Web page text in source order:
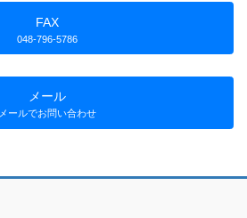
FAX
048-796-5786
メール
メールでお問い合わせ